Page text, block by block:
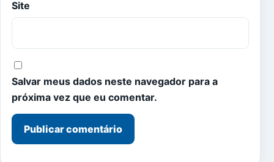
Site
Salvar meus dados neste navegador para a
próxima vez que eu comentar.